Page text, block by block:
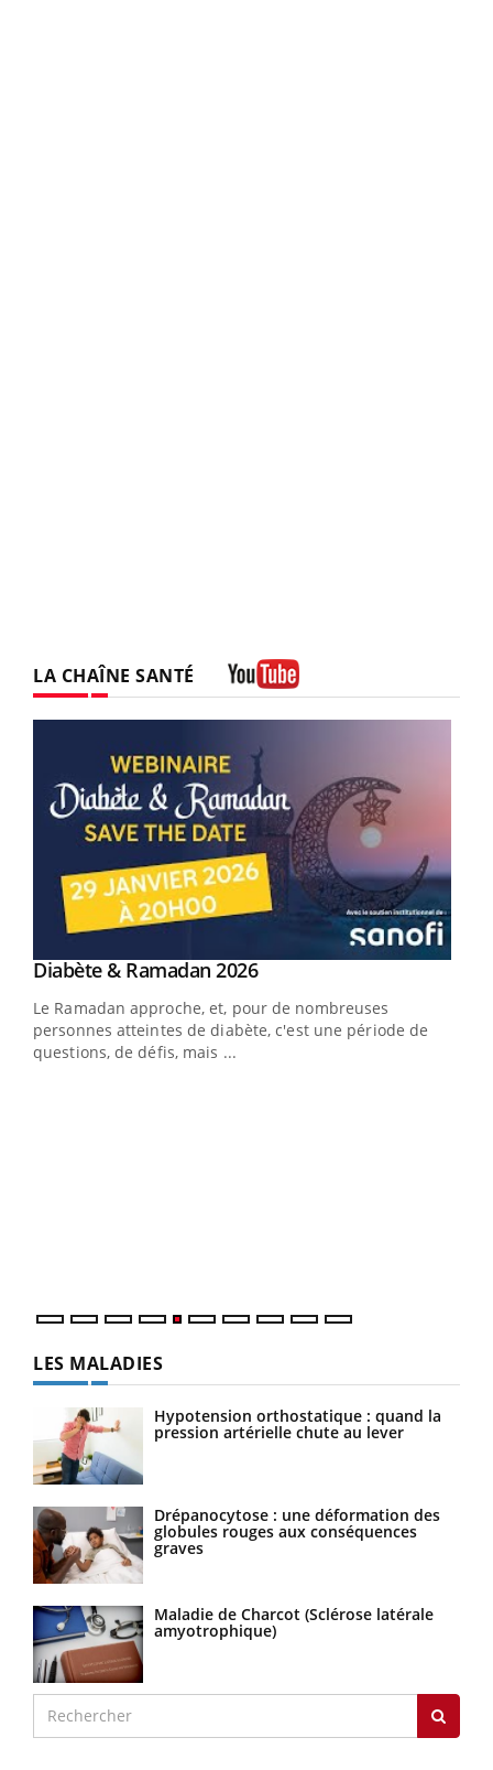
LA CHAÎNE SANTÉ
Youtube
Diabète & Ramadan 2026Youtube
Le Ramadan approche, et, pour de nombreuses
personnes atteintes de diabète, c'est une période de
questions, de défis, mais ...
LES MALADIES
Hypotension orthostatique : quand la
pression artérielle chute au lever
Drépanocytose : une déformation des
globules rouges aux conséquences
graves
Maladie de Charcot (Sclérose latérale
amyotrophique)